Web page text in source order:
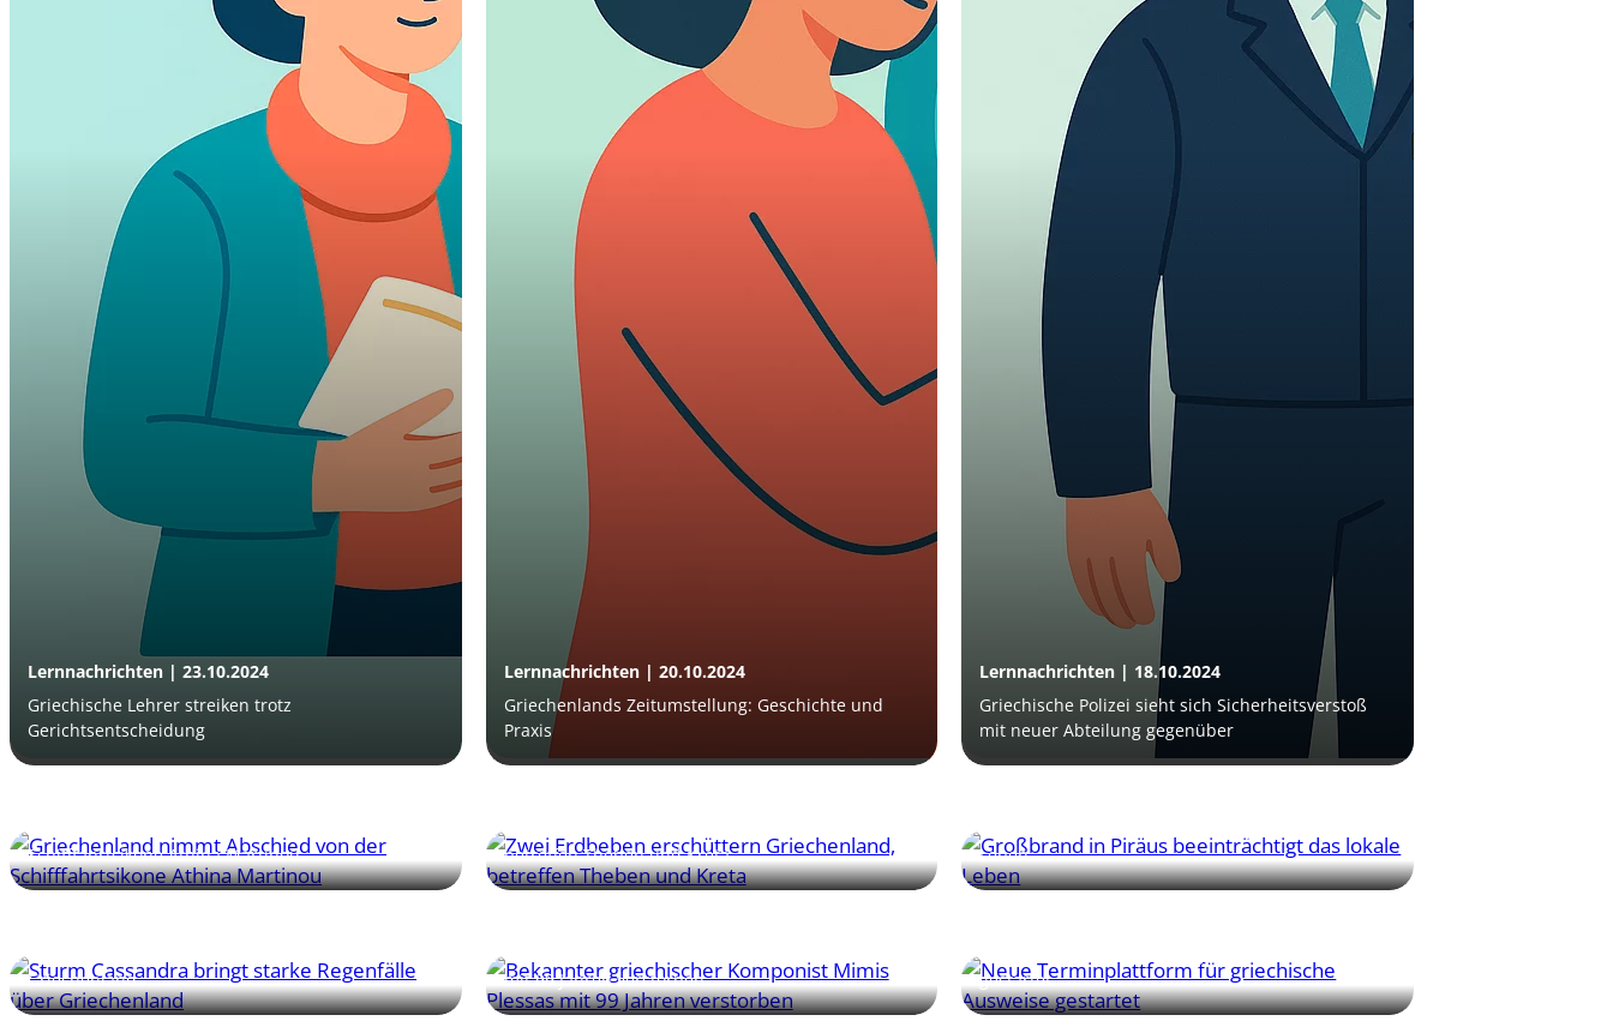
Lernnachrichten | 23.10.2024
Griechische Lehrer streiken trotz
Gerichtsentscheidung
Lernnachrichten | 20.10.2024
Griechenlands Zeitumstellung: Geschichte und
Praxis
Lernnachrichten | 18.10.2024
Griechische Polizei sieht sich Sicherheitsverstoß
mit neuer Abteilung gegenüber
Schifffahrtsikone Athina Martinou
Zwei Erdbeben erschüttern Griechenland,
betreffen Theben und Kreta
Leben
Griechenland
Bekannter griechischer Komponist Mimis Plessas
mit 99 Jahren verstorben
gestartet